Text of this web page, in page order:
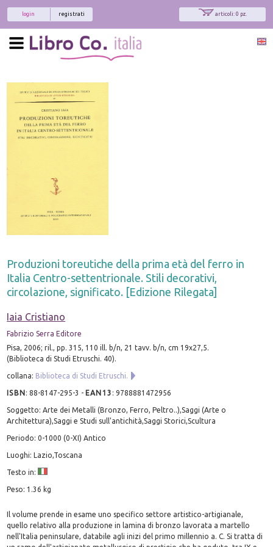
articoli: 0 pz.
registrati
login
Produzioni toreutiche della prima età del ferro in
Italia Centro-settentrionale. Stili decorativi,
circolazione, significato. [Edizione Rilegata]
Iaia Cristiano
Fabrizio Serra Editore
Pisa, 2006; ril., pp. 315, 110 ill. b/n, 21 tavv. b/n, cm 19x27,5.
(Biblioteca di Studi Etruschi. 40).
collana: Biblioteca di Studi Etruschi.
ISBN:88-8147-295-3 - EAN13 :9788881472956
Soggetto: Arte dei Metalli (Bronzo, Ferro, Peltro..),Saggi (Arte o
Architettura),Saggi e Studi sull'antichità,Saggi Storici,Scultura
Periodo: 0-1000 (0-XI) Antico
Luoghi: Lazio,Toscana
Testo in:
Peso: 1.36 kg
Il volume prende in esame uno specifico settore artistico-artigianale,
quello relativo alla produzione in lamina di bronzo lavorata a martello
nell'Italia peninsulare, databile agli inizi del primo millennio a. C. Si tratta di